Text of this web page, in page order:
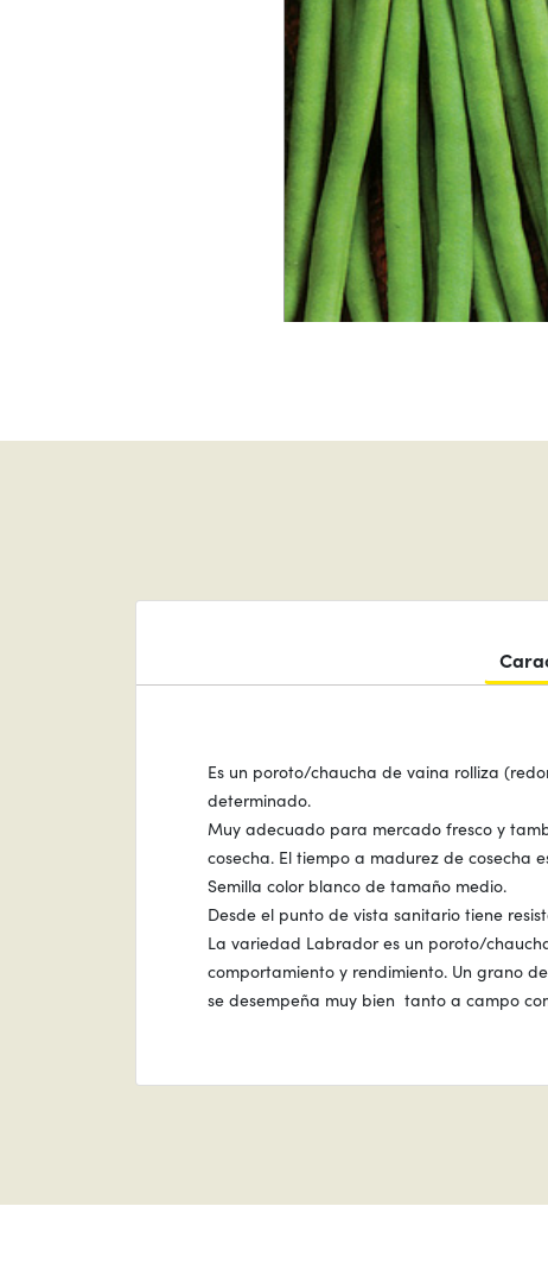
Es un poroto/chaucha de vaina rolliza
determinado.
Muy adecuado para mercado fresco y
cosecha. El tiempo a madurez de cosecha
Semilla color blanco de tamaño medio.
Desde el punto de vista sanitario tiene
La variedad Labrador es un poroto/
comportamiento y rendimiento. Un grano
se desempeña muy bien tanto a campo